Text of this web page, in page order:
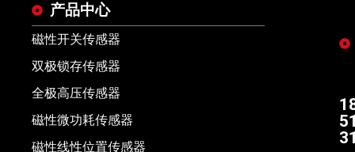
产品中心
磁性开关传感器
双极锁存传感器
全极高压传感器
磁性微功耗传感器
磁性线性位置传感器